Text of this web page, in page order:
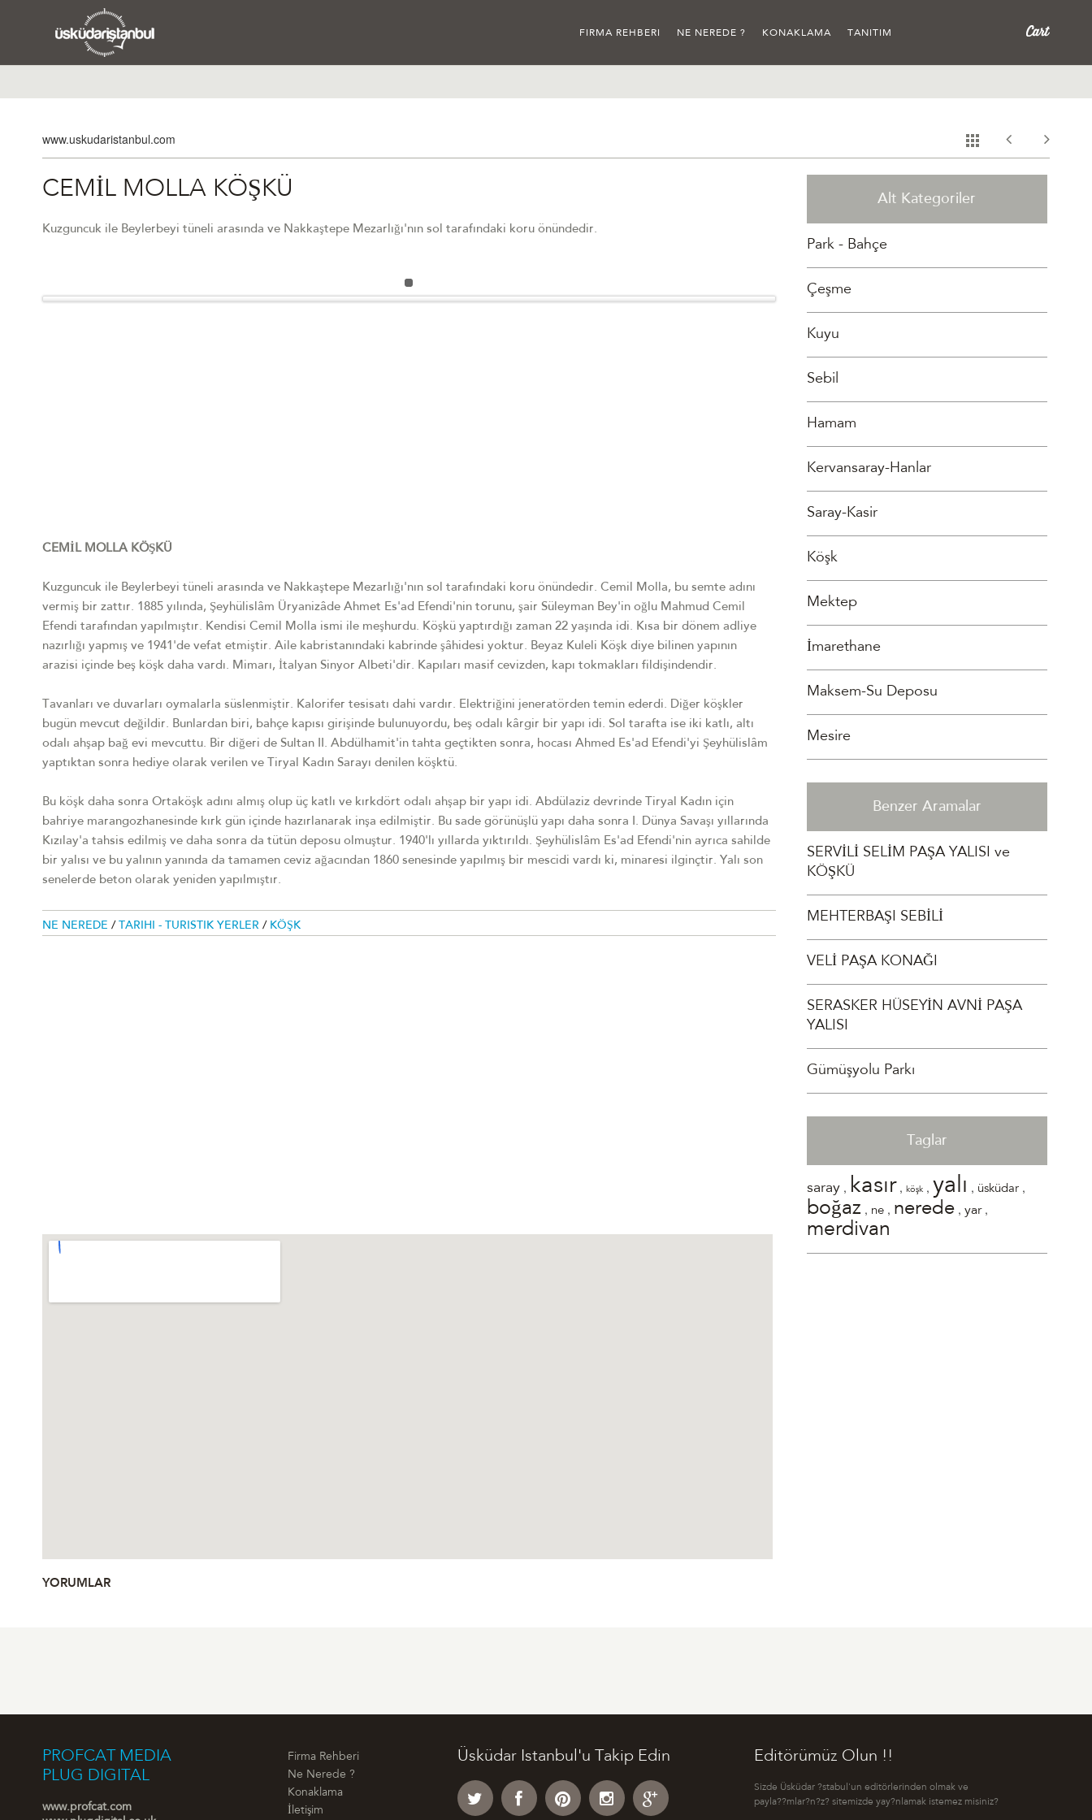
FIRMA REHBERI NE NEREDE ? KONAKLAMA TANITIM
www.uskudaristanbul.com
CEMİL MOLLA KÖŞKÜ
Kuzguncuk ile Beylerbeyi tüneli arasında ve Nakkaştepe Mezarlığı'nın sol tarafındaki koru önündedir.
CEMİL MOLLA KÖŞKÜ
Kuzguncuk ile Beylerbeyi tüneli arasında ve Nakkaştepe Mezarlığı'nın sol tarafındaki koru önündedir. Cemil Molla, bu semte adını
vermiş bir zattır. 1885 yılında, Şeyhülislâm Üryanizâde Ahmet Es'ad Efendi'nin torunu, şair Süleyman Bey'in oğlu Mahmud Cemil
Efendi tarafından yapılmıştır. Kendisi Cemil Molla ismi ile meşhurdu. Köşkü yaptırdığı zaman 22 yaşında idi. Kısa bir dönem adliye
nazırlığı yapmış ve 1941'de vefat etmiştir. Aile kabristanındaki kabrinde şâhidesi yoktur. Beyaz Kuleli Köşk diye bilinen yapının
arazisi içinde beş köşk daha vardı. Mimarı, İtalyan Sinyor Albeti'dir. Kapıları masif cevizden, kapı tokmakları fildişindendir.
Tavanları ve duvarları oymalarla süslenmiştir. Kalorifer tesisatı dahi vardır. Elektriğini jeneratörden temin ederdi. Diğer köşkler
bugün mevcut değildir. Bunlardan biri, bahçe kapısı girişinde bulunuyordu, beş odalı kârgir bir yapı idi. Sol tarafta ise iki katlı, altı
odalı ahşap bağ evi mevcuttu. Bir diğeri de Sultan II. Abdülhamit'in tahta geçtikten sonra, hocası Ahmed Es'ad Efendi'yi Şeyhülislâm
yaptıktan sonra hediye olarak verilen ve Tiryal Kadın Sarayı denilen köşktü.
Bu köşk daha sonra Ortaköşk adını almış olup üç katlı ve kırkdört odalı ahşap bir yapı idi. Abdülaziz devrinde Tiryal Kadın için
bahriye marangozhanesinde kırk gün içinde hazırlanarak inşa edilmiştir. Bu sade görünüşlü yapı daha sonra I. Dünya Savaşı yıllarında
Kızılay'a tahsis edilmiş ve daha sonra da tütün deposu olmuştur. 1940'lı yıllarda yıktırıldı. Şeyhülislâm Es'ad Efendi'nin ayrıca sahilde
bir yalısı ve bu yalının yanında da tamamen ceviz ağacından 1860 senesinde yapılmış bir mescidi vardı ki, minaresi ilginçtir. Yalı son
senelerde beton olarak yeniden yapılmıştır.
NE NEREDE / TARIHI - TURISTIK YERLER / KÖŞK
YORUMLAR
Alt Kategoriler
Park - Bahçe
Çeşme
Kuyu
Sebil
Hamam
Kervansaray-Hanlar
Saray-Kasir
Köşk
Mektep
İmarethane
Maksem-Su Deposu
Mesire
Benzer Aramalar
SERVİLİ SELİM PAŞA YALISI ve
KÖŞKÜ
MEHTERBAŞI SEBİLİ
VELİ PAŞA KONAĞI
SERASKER HÜSEYİN AVNİ PAŞA
YALISI
Gümüşyolu Parkı
Taglar
saray , kasır,köşk , yalı , üsküdar ,
boğaz , ne , nerede ,yar,
merdivan
PROFCAT MEDIA
PLUG DIGITAL
www.profcat.com
Firma Rehberi
Ne Nerede ?
Konaklama
İletişim
Üsküdar Istanbul'u Takip Edin Editörümüz Olun !!
Sizde Üsküdar ?stabul'un editörlerinden olmak ve
payla??mlar?n?z? sitemizde yay?nlamak istemez misiniz?